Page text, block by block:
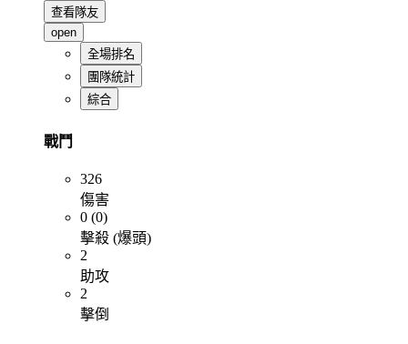
查看隊友
open
全場排名
團隊統計
綜合
戰鬥
326
傷害
0 (0)
擊殺 (爆頭)
2
助攻
2
擊倒